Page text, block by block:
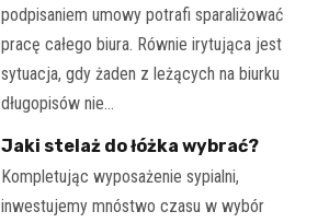
podpisaniem umowy potrafi sparaliżować
pracę całego biura. Równie irytująca jest
sytuacja, gdy żaden z leżących na biurku
długopisów nie…
Jaki stelaż do łóżka wybrać?
Kompletując wyposażenie sypialni,
inwestujemy mnóstwo czasu w wybór